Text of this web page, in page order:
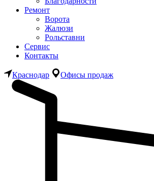
Ремонт
Ворота
Жалюзи
Рольставни
Сервис
Контакты
Краснодар Офисы продаж